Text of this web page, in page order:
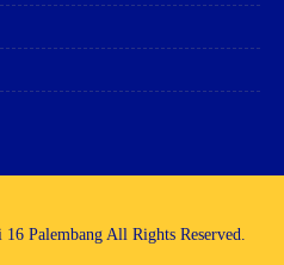
Palembang All Rights Reserved.